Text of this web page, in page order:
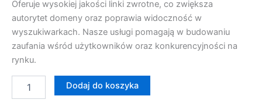
Oferuje wysokiej jakości linki zwrotne, co zwiększa
autorytet domeny oraz poprawia widoczność w
wyszukiwarkach. Nasze usługi pomagają w budowaniu
zaufania wśród użytkowników oraz konkurencyjności na
rynku.
Dodaj do koszyka